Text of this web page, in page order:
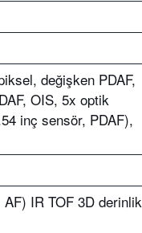
değişken PDAF,
OIS, 5x optik
inç sensör, PDAF),
IR TOF 3D derinlik